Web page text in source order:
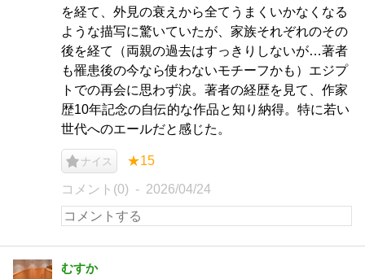
を経て、外見の衰えから全てうまくいかなくなる
ような描写に驚いていたが、家族それぞれのその
後を経て（両親の過去はすっきりしないが…著者
も罹患後の今なら使わないモチーフかも）エジプ
トでの再会に思わず涙。著者の経歴を見て、作家
歴10年記念の自伝的な作品と知り納得。特に若い
世代へのエールだと感じた。
ナイス ★15
コメント(0) 2026/04/24
むすか